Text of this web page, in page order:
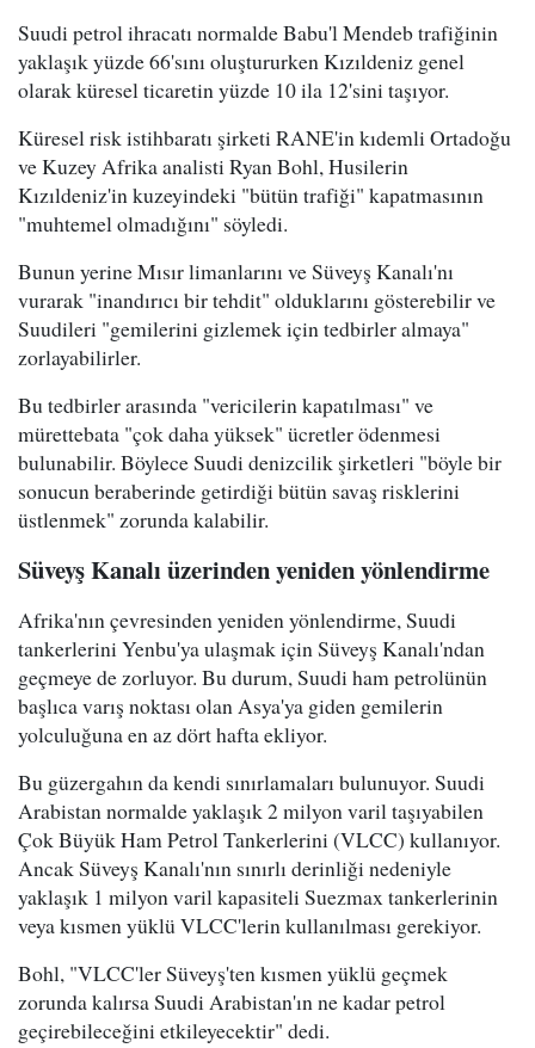
Suudi petrol ihracatı normalde Babu'l Mendeb trafiğinin
yaklaşık yüzde 66'sını oluştururken Kızıldeniz genel
olarak küresel ticaretin yüzde 10 ila 12'sini taşıyor.
Küresel risk istihbaratı şirketi RANE'in kıdemli Ortadoğu
ve Kuzey Afrika analisti Ryan Bohl, Husilerin
Kızıldeniz'in kuzeyindeki "bütün trafiği" kapatmasının
"muhtemel olmadığını" söyledi.
Bunun yerine Mısır limanlarını ve Süveyş Kanalı'nı
vurarak "inandırıcı bir tehdit" olduklarını gösterebilir ve
Suudileri "gemilerini gizlemek için tedbirler almaya"
zorlayabilirler.
Bu tedbirler arasında "vericilerin kapatılması" ve
mürettebata "çok daha yüksek" ücretler ödenmesi
bulunabilir. Böylece Suudi denizcilik şirketleri "böyle bir
sonucun beraberinde getirdiği bütün savaş risklerini
üstlenmek" zorunda kalabilir.
Süveyş Kanalı üzerinden yeniden yönlendirme
Afrika'nın çevresinden yeniden yönlendirme, Suudi
tankerlerini Yenbu'ya ulaşmak için Süveyş Kanalı'ndan
geçmeye de zorluyor. Bu durum, Suudi ham petrolünün
başlıca varış noktası olan Asya'ya giden gemilerin
yolculuğuna en az dört hafta ekliyor.
Bu güzergahın da kendi sınırlamaları bulunuyor. Suudi
Arabistan normalde yaklaşık 2 milyon varil taşıyabilen
Çok Büyük Ham Petrol Tankerlerini (VLCC) kullanıyor.
Ancak Süveyş Kanalı'nın sınırlı derinliği nedeniyle
yaklaşık 1 milyon varil kapasiteli Suezmax tankerlerinin
veya kısmen yüklü VLCC'lerin kullanılması gerekiyor.
Bohl, "VLCC'ler Süveyş'ten kısmen yüklü geçmek
zorunda kalırsa Suudi Arabistan'ın ne kadar petrol
geçirebileceğini etkileyecektir" dedi.